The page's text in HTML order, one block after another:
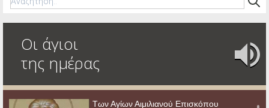
Οι άγιοι
της ημέρας
Των Αγίων Αιμιλιανού Επισκόπου